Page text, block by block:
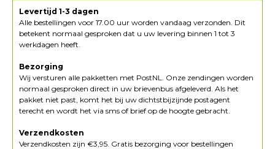
Levertijd 1-3 dagen
Alle bestellingen voor 17.00 uur worden vandaag verzonden. Dit
betekent normaal gesproken dat u uw levering binnen 1 tot 3
werkdagen heeft.
Bezorging
Wij versturen alle pakketten met PostNL. Onze zendingen worden
normaal gesproken direct in uw brievenbus afgeleverd. Als het
pakket niet past, komt het bij uw dichtstbijzijnde postagent
terecht en wordt het via sms of brief op de hoogte gebracht.
Verzendkosten
Verzendkosten zijn €3,95. Gratis bezorging voor bestellingen